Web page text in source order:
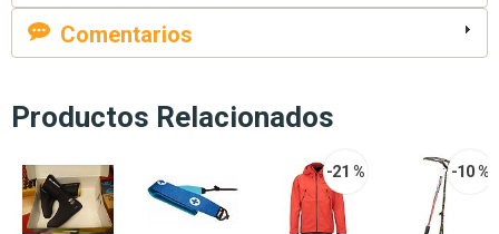
Comentarios
Productos Relacionados
-21 % -10 %